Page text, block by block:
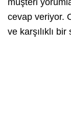
müşteri
cevap veriyor.
ve karşılıklı